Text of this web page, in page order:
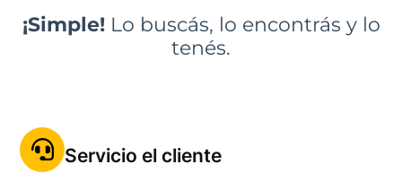
¡Simple!Lo buscás, lo encontrás y lo
tenés.
Servicio el cliente